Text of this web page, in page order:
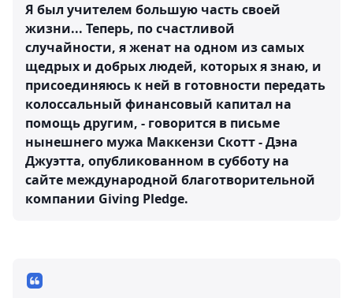
Я был учителем большую часть своей
жизни... Теперь, по счастливой
случайности, я женат на одном из самых
щедрых и добрых людей, которых я знаю, и
присоединяюсь к ней в готовности передать
колоссальный финансовый капитал на
помощь другим, - говорится в письме
нынешнего мужа Маккензи Скотт - Дэна
Джуэтта, опубликованном в субботу на
сайте международной благотворительной
компании Giving Pledge.